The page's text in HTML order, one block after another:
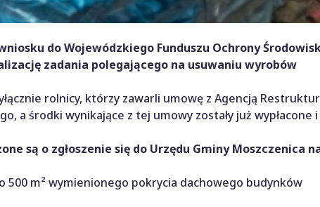
do Wojewódzkiego Funduszu Ochrony
zadania polegającego na usuwaniu wyrobów
rolnicy, którzy zawarli umowę z Agencją
, a środki wynikające z tej umowy zostały już wypłacone i
są o zgłoszenie się do Urzędu Gminy Moszczenica
500 m² wymienionego pokrycia dachowego budynków